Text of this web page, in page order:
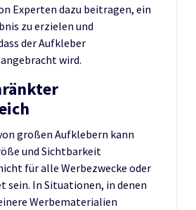
Experten dazu beitragen, ein
zu erzielen und
der Aufkleber
wird.
großen Aufklebern kann
und Sichtbarkeit
für alle Werbezwecke oder
sein. In Situationen, in denen
Werbematerialien